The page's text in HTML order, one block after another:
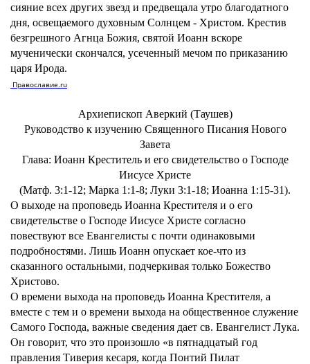
сияние всех других звезд и предвещала утро благодатного
дня, освещаемого духовным Солнцем - Христом. Крестив
безгрешного Агнца Божия, святой Иоанн вскоре
мученически скончался, усеченный мечом по приказанию
царя Ирода.
Православие.ru
Архиепископ Аверкий (Таушев)
Руководство к изучению Священного Писания Нового
Завета
Глава: Иоанн Креститель и его свидетельство о Господе
Иисусе Христе
(Матф. 3:1-12; Марка 1:1-8; Луки 3:1-18; Иоанна 1:15-31).
О выходе на проповедь Иоанна Крестителя и о его
свидетельстве о Господе Иисусе Христе согласно
повествуют все Евангелисты с почти одинаковыми
подробностями. Лишь Иоанн опускает кое-что из
сказанного остальными, подчеркивая только Божество
Христово.
О времени выхода на проповедь Иоанна Крестителя, а
вместе с тем и о времени выхода на общественное служение
Самого Господа, важные сведения дает св. Евангелист Лука.
Он говорит, что это произошло «в пятнадцатый год
правления Тиверия кесаря, когда Понтий Пилат